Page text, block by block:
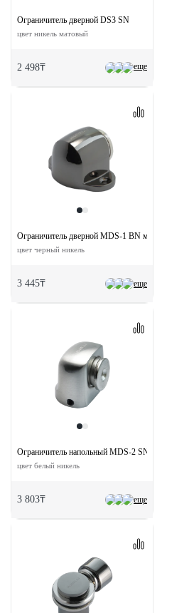
еще
Ограничитель дверной DS3 SN
цвет никель матовый
2 498₸
еще
Ограничитель дверной MDS-1 BN магнитный
цвет черный никель
3 445₸
еще
Ограничитель напольный MDS-2 SN магнитный
цвет белый никель
3 803₸